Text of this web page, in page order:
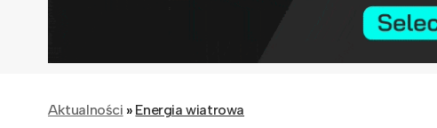
Aktualności » Energia wiatrowa